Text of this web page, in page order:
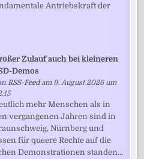
Antriebskraft der
Zulauf auch bei kleineren
Demos
RSS-Feedam 9. August 2026 um
mehr Menschen als in
vergangenen Jahren sind in
Nürnberg und
für queere Rechte auf die
Demonstrationen standen...